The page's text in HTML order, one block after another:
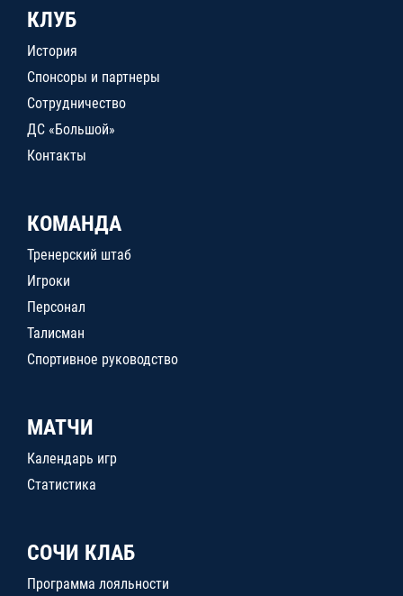
КЛУБ
История
Спонсоры и партнеры
Сотрудничество
ДС «Большой»
Контакты
КОМАНДА
Тренерский штаб
Игроки
Персонал
Талисман
Спортивное руководство
МАТЧИ
Календарь игр
Статистика
СОЧИ КЛАБ
Программа лояльности